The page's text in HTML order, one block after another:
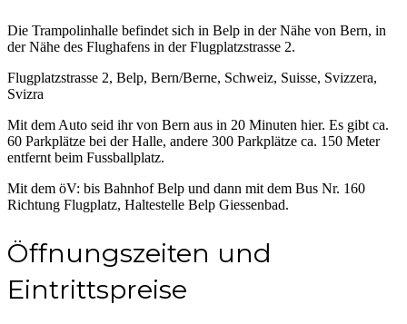
Die Trampolinhalle befindet sich in Belp in der Nähe von Bern, in
der Nähe des Flughafens in der Flugplatzstrasse 2.
Flugplatzstrasse 2, Belp, Bern/Berne, Schweiz, Suisse, Svizzera,
Svizra
Mit dem Auto seid ihr von Bern aus in 20 Minuten hier. Es gibt ca.
60 Parkplätze bei der Halle, andere 300 Parkplätze ca. 150 Meter
entfernt beim Fussballplatz.
Mit dem öV: bis Bahnhof Belp und dann mit dem Bus Nr. 160
Richtung Flugplatz, Haltestelle Belp Giessenbad.
Öffnungszeiten und
Eintrittspreise